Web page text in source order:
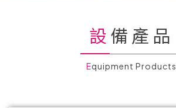
設備產品
Equipment Products